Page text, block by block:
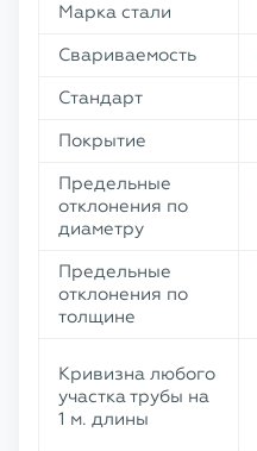
Марка стали
Свариваемость
Стандарт
Покрытие
Предельные
отклонения по
диаметру
Предельные
отклонения по
толщине
Кривизна любого
участка трубы на
1 м. длины